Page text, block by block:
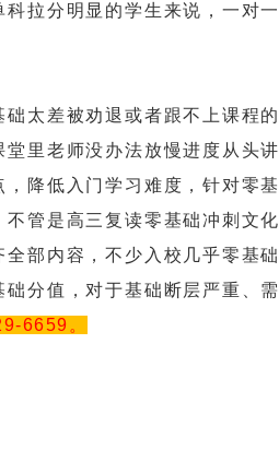
拉分明显的学生来说，一对一
太差被劝退或者跟不上课程的
里老师没办法放慢进度从头讲
降低入门学习难度，针对零基
管是高三复读零基础冲刺文化
部内容，不少入校几乎零基础
分值，对于基础断层严重、需
6659。